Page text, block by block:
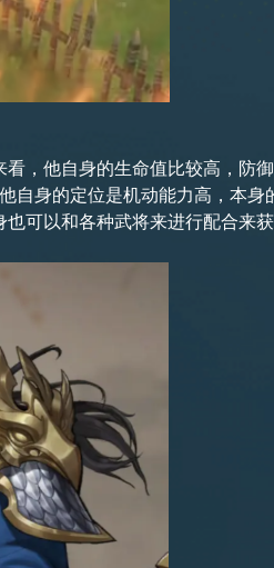
，他自身的生命值比较高，防
自身的定位是机动能力高，本
可以和各种武将来进行配合来获